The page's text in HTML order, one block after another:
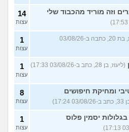
וזה מוריד מהכבוד שלי 14
עצות
(קולית, בת 20, כתבה ב-03/08/26
1
עצות
(ליעוז, בן 28, כתב ב-03/08/26 17:33) 1
עצות
ומחיקת חיפושים
8
עצות
יסמין פלוס 1
עצות